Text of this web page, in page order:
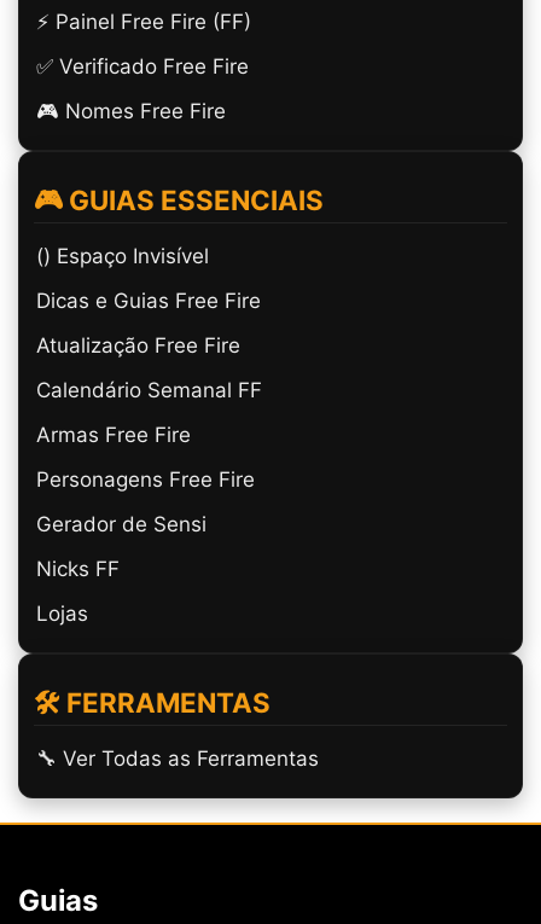
⚡ Painel Free Fire (FF)
✅ Verificado Free Fire
🎮 Nomes Free Fire
🎮 GUIAS ESSENCIAIS
(ㅤ) Espaço Invisível
Dicas e Guias Free Fire
Atualização Free Fire
Calendário Semanal FF
Armas Free Fire
Personagens Free Fire
Gerador de Sensi
Nicks FF
Lojas
🛠️ FERRAMENTAS
🔧 Ver Todas as Ferramentas
Guias